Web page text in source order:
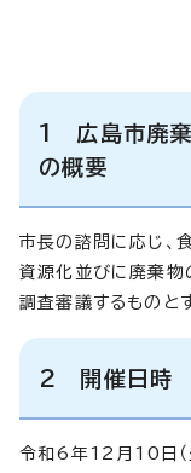
1 広島市廃棄
の概要
市長の諮問に応じ、
資源化並びに廃棄物
調査審議するものとす
2 開催日時
令和6年12月10日